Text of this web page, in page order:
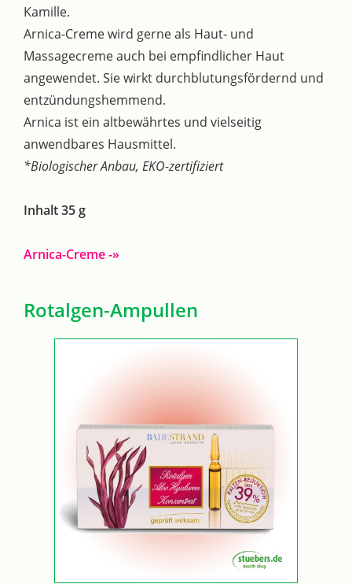
Kamille.
Arnica-Creme wird gerne als Haut- und
Massagecreme auch bei empfindlicher Haut
angewendet. Sie wirkt durchblutungsfördernd und
entzündungshemmend.
Arnica ist ein altbewährtes und vielseitig
anwendbares Hausmittel.
*Biologischer Anbau, EKO-zertifiziert
Inhalt 35 g
Arnica-Creme -»
Rotalgen-Ampullen